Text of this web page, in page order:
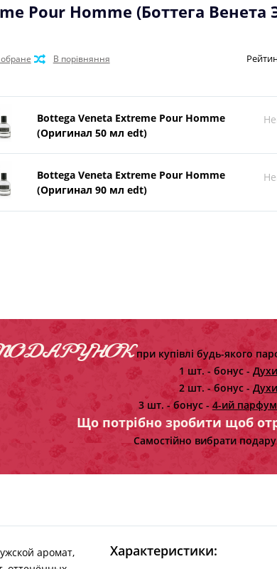
Pour Homme (Боттега
Bottega Veneta Extreme Pour Homme
(Оригинал 50 мл edt)
Bottega Veneta Extreme Pour Homme
(Оригинал 90 мл edt)
ПОДАРУНОКпри купівлі будь-якого
1 шт. - бонус -
2 шт. - бонус -
3 шт. - бонус - 4-ий
Що потрібно зробити щоб
Самостійно вибрати
аромат,
Характеристики: